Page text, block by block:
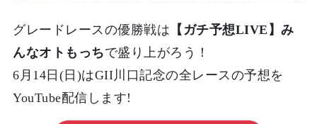
グレードレースの優勝戦は 【ガチ予想LIVE】み
んなオトもっちで盛り上がろう！
6月14日(日)はGII川口記念の全レースの予想を
YouTube配信します!